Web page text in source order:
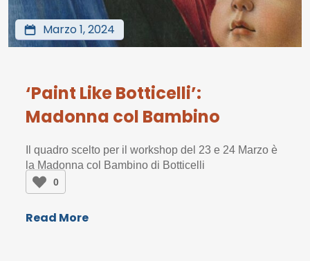
Marzo 1, 2024
‘Paint Like Botticelli’:
Madonna col Bambino
Il quadro scelto per il workshop del 23 e 24 Marzo è
la Madonna col Bambino di Botticelli
0
Read More